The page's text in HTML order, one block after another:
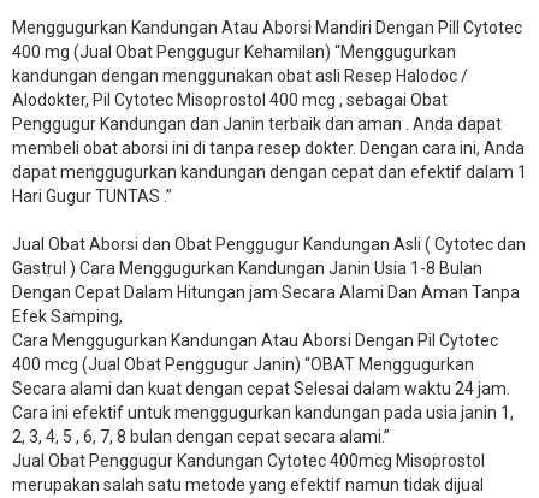
Menggugurkan Kandungan Atau Aborsi Mandiri Dengan Pill Cytotec
400 mg (Jual Obat Penggugur Kehamilan) “Menggugurkan
kandungan dengan menggunakan obat asli Resep Halodoc /
Alodokter, Pil Cytotec Misoprostol 400 mcg , sebagai Obat
Penggugur Kandungan dan Janin terbaik dan aman . Anda dapat
membeli obat aborsi ini di tanpa resep dokter. Dengan cara ini, Anda
dapat menggugurkan kandungan dengan cepat dan efektif dalam 1
Hari Gugur TUNTAS .”
Jual Obat Aborsi dan Obat Penggugur Kandungan Asli ( Cytotec dan
Gastrul ) Cara Menggugurkan Kandungan Janin Usia 1-8 Bulan
Dengan Cepat Dalam Hitungan jam Secara Alami Dan Aman Tanpa
Efek Samping,
Cara Menggugurkan Kandungan Atau Aborsi Dengan Pil Cytotec
400 mcg (Jual Obat Penggugur Janin) “OBAT Menggugurkan
Secara alami dan kuat dengan cepat Selesai dalam waktu 24 jam.
Cara ini efektif untuk menggugurkan kandungan pada usia janin 1,
2, 3, 4, 5 , 6, 7, 8 bulan dengan cepat secara alami.”
Jual Obat Penggugur Kandungan Cytotec 400mcg Misoprostol
merupakan salah satu metode yang efektif namun tidak dijual